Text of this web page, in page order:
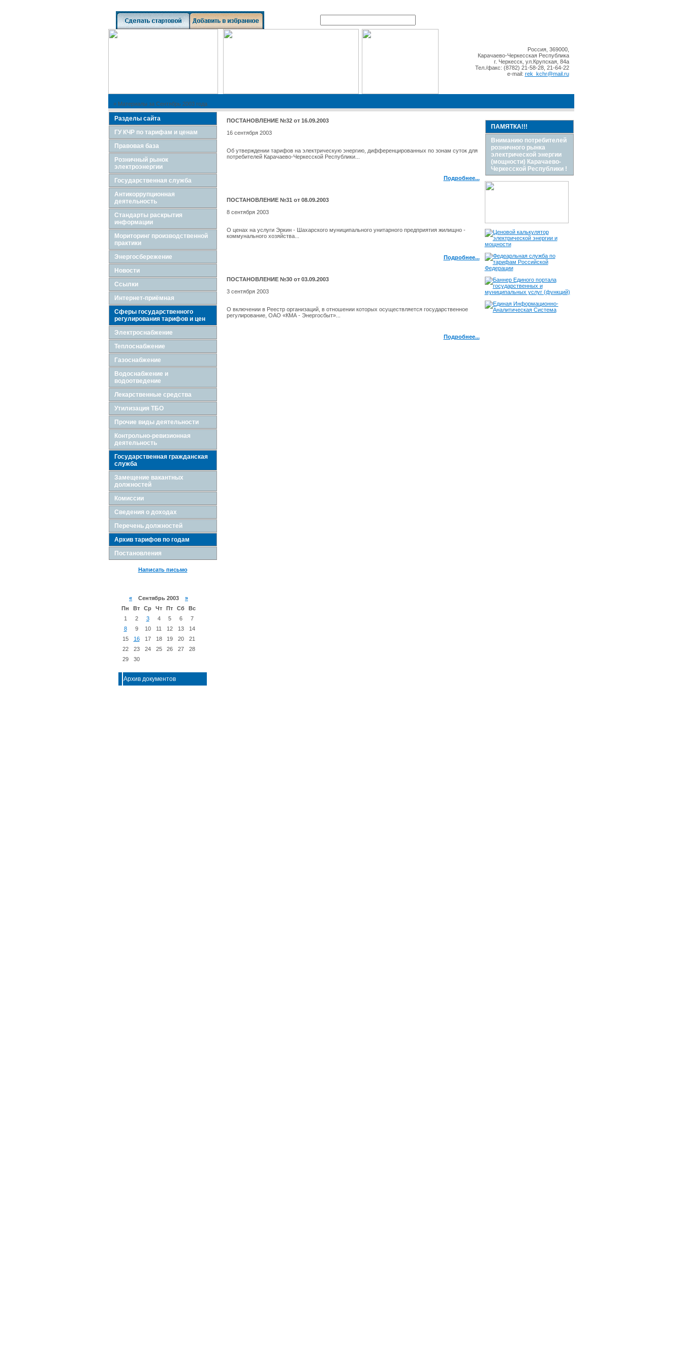
Россия, 369000,
Карачаево-Черкесская Республика
г. Черкесск, ул.Крупская, 84а
Тел./факс: (8782) 21-58-28, 21-64-22
e-mail: rek_kchr@mail.ru
» Материалы за Сентябрь 2003 года
Разделы сайта
ГУ КЧР по тарифам и ценам
Правовая база
Розничный рынок
электроэнергии
Государственная служба
Антикоррупционная
деятельность
Стандарты раскрытия
информации
Мориторинг производственной
практики
Энергосбережение
Новости
Ссылки
Интернет-приёмная
Сферы государственного
регулирования тарифов и цен
Электроснабжение
Теплоснабжение
Газоснабжение
Водоснабжение и
водоотведение
Лекарственные средства
Утилизация ТБО
Прочие виды деятельности
Контрольно-ревизионная
деятельность
Государственная гражданская
служба
Замещение вакантных
должностей
Комиссии
Сведения о доходах
Перечень должностей
Архив тарифов по годам
Постановления
Написать письмо
« Сентябрь 2003 »
Пн
Вт Ср Чт Пт Сб
Вс
1
2 3 4 5 6
7
8
9 10 11 12 13
14
15
16 17 18 19 20
21
22
23 24 25 26 27
28
29
30
Архив документов
ПОСТАНОВЛЕНИЕ №32 от 16.09.2003
16 сентября 2003
Об утверждении тарифов на электрическую энергию, дифференцированных по зонам суток для
потребителей Карачаево-Черкесской Республики...
Подробнее...
ПОСТАНОВЛЕНИЕ №31 от 08.09.2003
8 сентября 2003
О ценах на услуги Эркин - Шахарского муниципального унитарного предприятия жилищно -
коммунального хозяйства...
Подробнее...
ПОСТАНОВЛЕНИЕ №30 от 03.09.2003
3 сентября 2003
О включении в Реестр организаций, в отношении которых осуществляется государственное
регулирование, ОАО «КМА - Энергосбыт»...
Подробнее...
ПАМЯТКА!!!
Вниманию потребителей
розничного рынка
электрической энергии
(мощности) Карачаево-
Черкесской Республики !